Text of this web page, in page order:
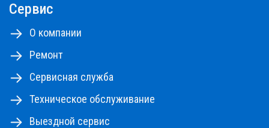
Сервис
О компании
Ремонт
Сервисная служба
Техническое обслуживание
Выездной сервис